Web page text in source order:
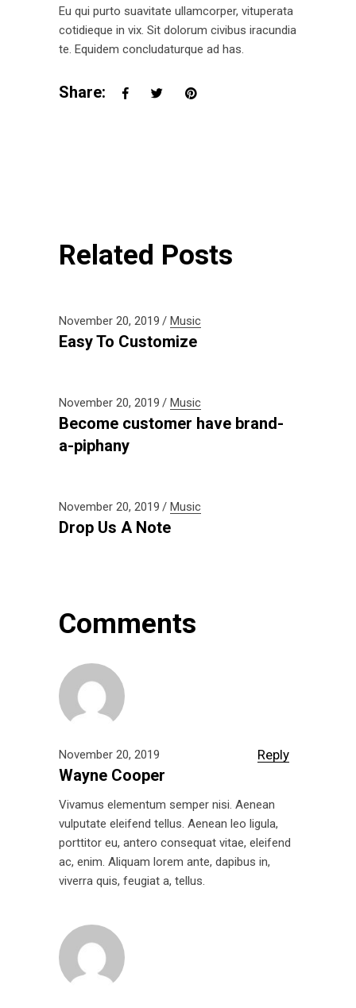
Eu qui purto suavitate ullamcorper, vituperata
cotidieque in vix. Sit dolorum civibus iracundia
te. Equidem concludaturque ad has.
Share:
Related Posts
November 20, 2019 Music
Easy To Customize
November 20, 2019 Music
Become customer have brand-
a-piphany
November 20, 2019 Music
Drop Us A Note
Comments
November 20, 2019 Reply
Wayne Cooper
Vivamus elementum semper nisi. Aenean
vulputate eleifend tellus. Aenean leo ligula,
porttitor eu, antero consequat vitae, eleifend
ac, enim. Aliquam lorem ante, dapibus in,
viverra quis, feugiat a, tellus.